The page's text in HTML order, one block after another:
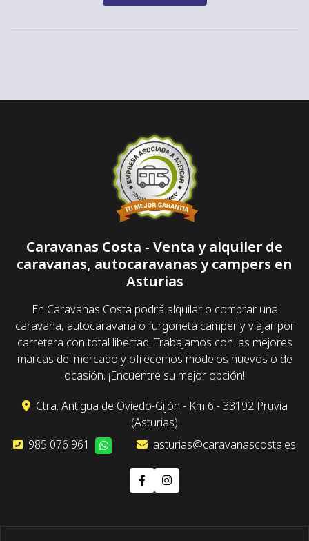
Caravanas Costa - Venta y alquiler de
caravanas, autocaravanas y campers en
Asturias
En Caravanas Costa podrá alquilar o comprar una
caravana, autocaravana o furgoneta camper y viajar por
carretera con total libertad. Trabajamos con las mejores
marcas del mercado y ofrecemos modelos nuevos o de
ocasión. ¡Encuentre su mejor opción!
Ctra. Antigua de Oviedo-Gijón - Km 6 - 33192 Pruvia
(Asturias)
985 076 961
asturias@caravanascosta.es